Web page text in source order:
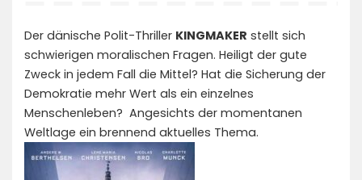
Der dänische Polit-Thriller KINGMAKER stellt sich
schwierigen moralischen Fragen. Heiligt der gute
Zweck in jedem Fall die Mittel? Hat die Sicherung der
Demokratie mehr Wert als ein einzelnes
Menschenleben? Angesichts der momentanen
Weltlage ein brennend aktuelles Thema.